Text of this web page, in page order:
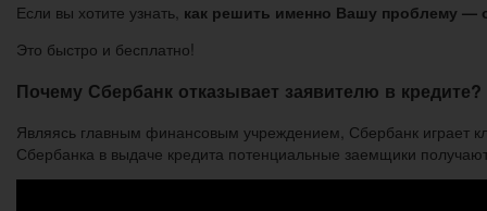
Если вы хотите узнать, как решить именно Вашу проблему —
Это быстро и бесплатно!
Почему Сбербанк отказывает заявителю в кредите?
Являясь главным финансовым учреждением, Сбербанк играет
Сбербанка в выдаче кредита потенциальные заемщики